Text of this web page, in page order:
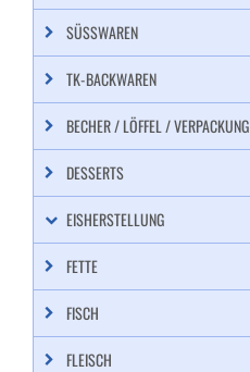
SÜSSWAREN
TK-BACKWAREN
BECHER / LÖFFEL / VERPACKUNG
DESSERTS
EISHERSTELLUNG
FETTE
FISCH
FLEISCH